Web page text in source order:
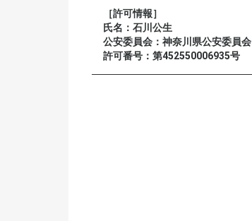
［許可情報］
氏名：石川公生
公安委員会：神奈川県公安委員会
許可番号：第452550006935号